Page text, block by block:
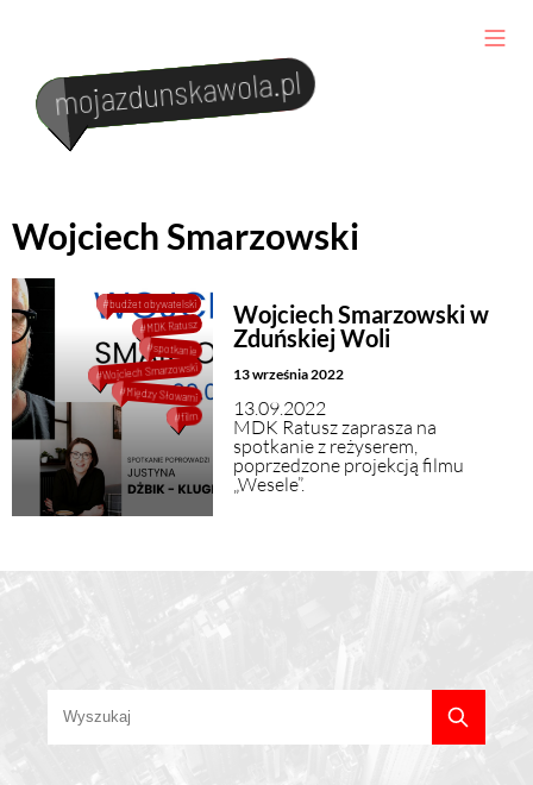
mojazdunskawola.pl
#nowyparkmiejski
#galeriasztuki
#policyjnehistorie
#wypadeknadrodze
#ważnainwestycja
Kalendarium
Kultura i sztuka
Turystyka i transport
Kontakt
Wojciech Smarzowski
#budżet obywatelski
#MDK Ratusz
#spotkanie
#Wojciech Smarzowski
#Między Słowami
#film
Wojciech Smarzowski w
Zduńskiej Woli
13 września 2022
13.09.2022
MDK Ratusz zaprasza na
spotkanie z reżyserem,
poprzedzone projekcją filmu
„Wesele”.